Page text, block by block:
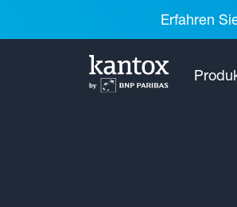
Erfahren